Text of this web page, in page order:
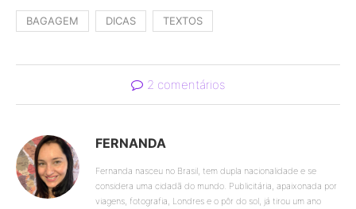
BAGAGEM DICAS TEXTOS
2 comentários
FERNANDA
Fernanda nasceu no Brasil, tem dupla nacionalidade e se
considera uma cidadã do mundo. Publicitária, apaixonada por
viagens, fotografia, Londres e o pôr do sol, já tirou um ano